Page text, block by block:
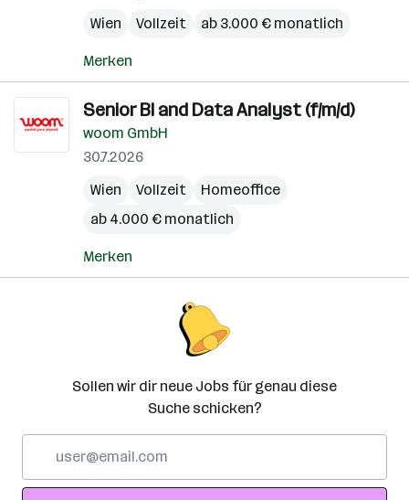
Wien
Vollzeit ab 3.000 € monatlich
Merken
Senior BI and Data Analyst (f/m/d)
woom GmbH
30.7.2026
Wien
Vollzeit
Homeoffice
ab 4.000 € monatlich
Merken
Sollen wir dir neue Jobs für genau diese
Suche schicken?
Adresse